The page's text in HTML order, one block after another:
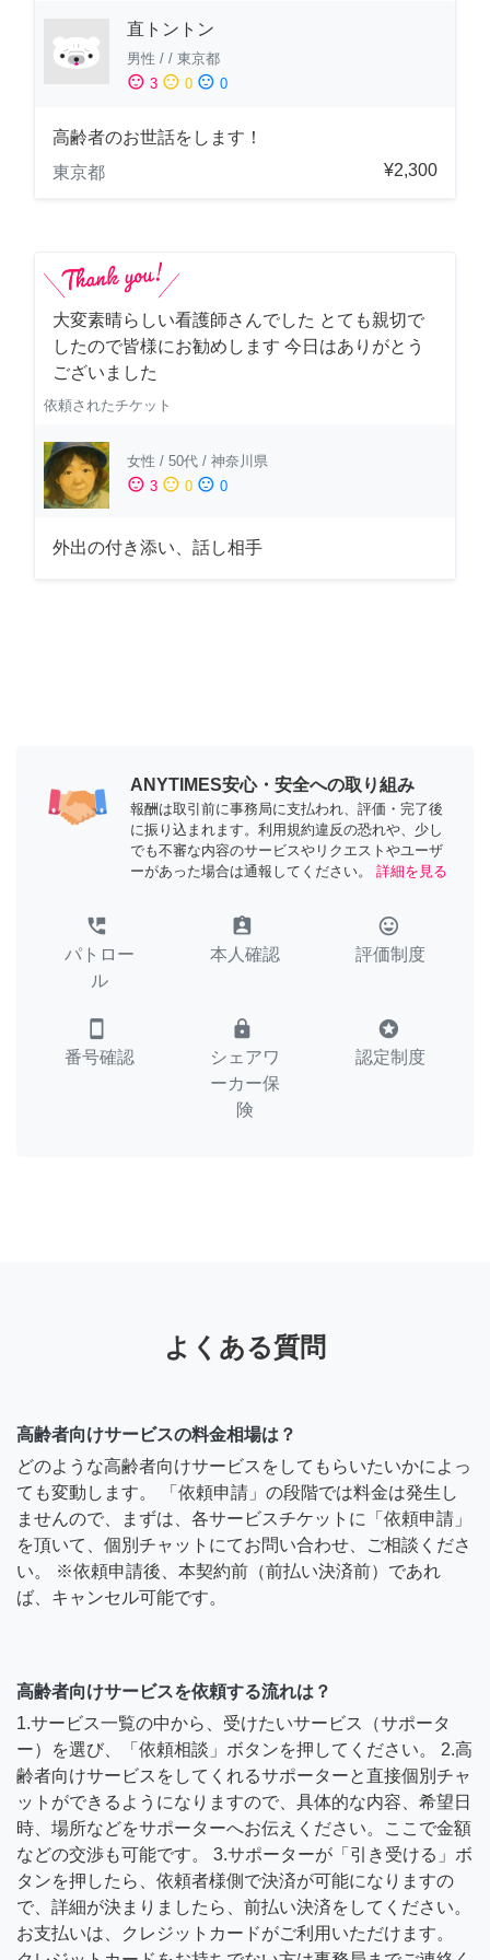
直トントン
男性 / / 東京都
sentiment_satisfied 3 sentiment_neutral 0 sentiment_dissatisfied 0
高齢者のお世話をします！
東京都
¥2,300
大変素晴らしい看護師さんでした とても親切で
したので皆様にお勧めします 今日はありがとう
ございました
依頼されたチケット
女性 / 50代 / 神奈川県
sentiment_satisfied 3 sentiment_neutral 0 sentiment_dissatisfied 0
外出の付き添い、話し相手
ANYTIMES安心・安全への取り組み
報酬は取引前に事務局に支払われ、評価・完了後
に振り込まれます。利用規約違反の恐れや、少し
でも不審な内容のサービスやリクエストやユーザ
ーがあった場合は通報してください。
詳細を見る
perm_phone_msg
パトロー
ル
assignment_ind
本人確認
tag_faces
評価制度
smartphone
番号確認
lock
シェアワ
ーカー保
険
stars
認定制度
よくある質問
高齢者向けサービスの料金相場は？
どのような高齢者向けサービスをしてもらいたいかによっ
ても変動します。 「依頼申請」の段階では料金は発生し
ませんので、まずは、各サービスチケットに「依頼申請」
を頂いて、個別チャットにてお問い合わせ、ご相談くださ
い。 ※依頼申請後、本契約前（前払い決済前）であれ
ば、キャンセル可能です。
高齢者向けサービスを依頼する流れは？
1.サービス一覧の中から、受けたいサービス（サポータ
ー）を選び、「依頼相談」ボタンを押してください。 2.高
齢者向けサービスをしてくれるサポーターと直接個別チャ
ットができるようになりますので、具体的な内容、希望日
時、場所などをサポーターへお伝えください。ここで金額
などの交渉も可能です。 3.サポーターが「引き受ける」ボ
タンを押したら、依頼者様側で決済が可能になりますの
で、詳細が決まりましたら、前払い決済をしてください。
お支払いは、クレジットカードがご利用いただけます。